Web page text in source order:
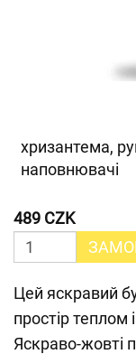
хризантема,
наповнювачі
489 CZK
Цей яскравий
простір теплом
Яскраво-жовті